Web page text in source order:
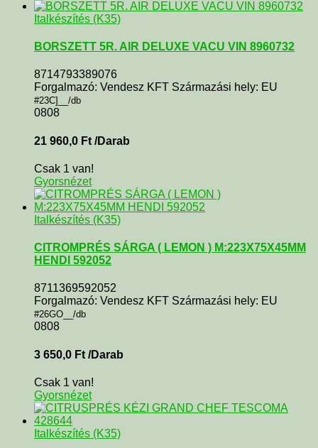
Italkészítés (K35)
BORSZETT 5R. AIR DELUXE VACU VIN 8960732
8714793389076
Forgalmazó: Vendesz KFT Származási hely: EU
#23C]__/db
0808
21 960,0 Ft /Darab
Csak 1 van!
Gyorsnézet
Italkészítés (K35)
CITROMPRÉS SÁRGA ( LEMON ) M:223X75X45MM
HENDI 592052
8711369592052
Forgalmazó: Vendesz KFT Származási hely: EU
#26GO__/db
0808
3 650,0 Ft /Darab
Csak 1 van!
Gyorsnézet
Italkészítés (K35)